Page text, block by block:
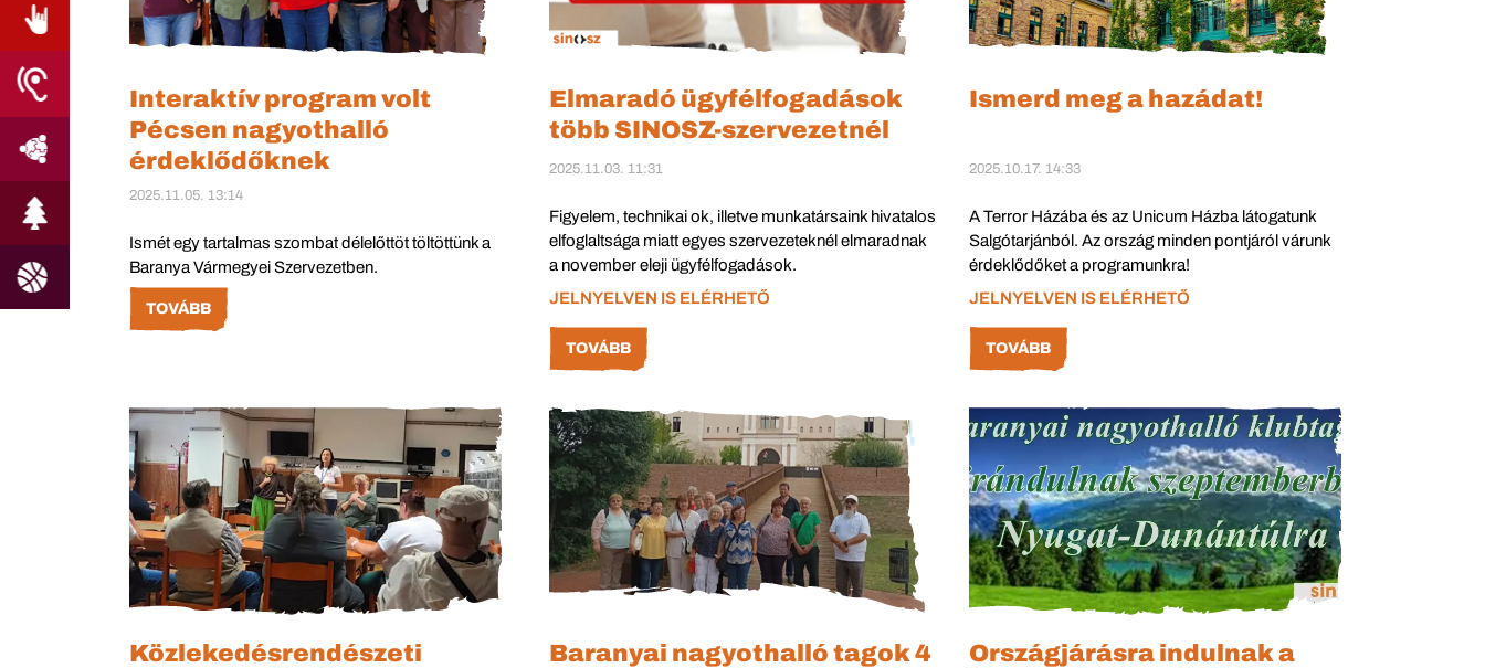
Interaktív program volt
Pécsen nagyothalló
érdeklődőknek
2025.11.05. 13:14
Ismét egy tartalmas szombat délelőttöt töltöttünk a
Baranya Vármegyei Szervezetben.
TOVÁBB
Elmaradó ügyfélfogadások
több SINOSZ-szervezetnél
2025.11.03. 11:31
Figyelem, technikai ok, illetve munkatársaink hivatalos
elfoglaltsága miatt egyes szervezeteknél elmaradnak
a november eleji ügyfélfogadások.
JELNYELVEN IS ELÉRHETŐ
TOVÁBB
Ismerd meg a hazádat!
2025.10.17. 14:33
A Terror Házába és az Unicum Házba látogatunk
Salgótarjánból. Az ország minden pontjáról várunk
érdeklődőket a programunkra!
JELNYELVEN IS ELÉRHETŐ
TOVÁBB
Közlekedésrendészeti
Baranyai nagyothalló tagok 4
Országjárásra indulnak a